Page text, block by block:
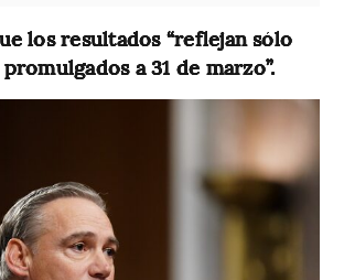
los resultados “reflejan sólo
a 31 de marzo”.